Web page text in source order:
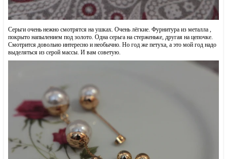
Серьги очень нежно смотрятся на ушках. Очень лёгкие. Фурнитура из металла ,
покрыто напылением под золото. Одна серьга на стерженьке, другая на цепочке.
Смотрится довольно интересно и необычно. Но год же петуха, а это мой год надо
выделяться из серой массы. И вам советую.